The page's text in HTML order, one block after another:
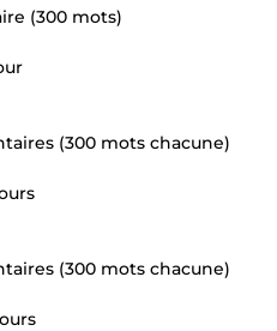
(300 mots)
(300 mots chacune)
(300 mots chacune)